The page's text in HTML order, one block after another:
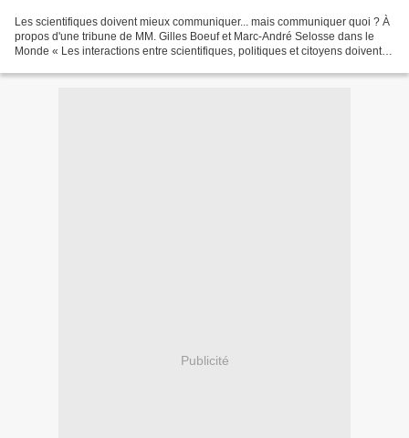
Les scientifiques doivent mieux communiquer... mais communiquer quoi ? À
propos d'une tribune de MM. Gilles Boeuf et Marc-André Selosse dans le
Monde « Les interactions entre scientifiques, politiques et citoyens doivent
Publicité